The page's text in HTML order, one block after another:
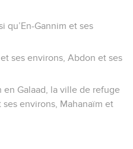
qu’En-Gannim et ses
ses environs, Abdon et ses
en Galaad, la ville de refuge
environs, Mahanaïm et